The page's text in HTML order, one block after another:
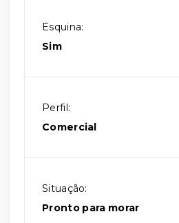
Esquina:
Sim
Perfil:
Comercial
Situação:
Pronto para morar